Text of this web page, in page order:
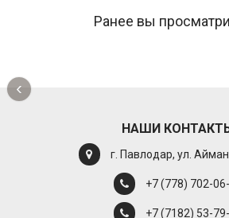
Ранее вы
‹
НАШИ
г. Павлодар, ул.
+7 (778) 702-
+7 (7182) 53-